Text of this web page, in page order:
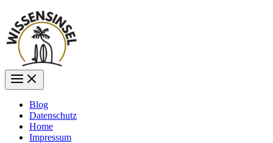
Blog
Datenschutz
Home
Impressum